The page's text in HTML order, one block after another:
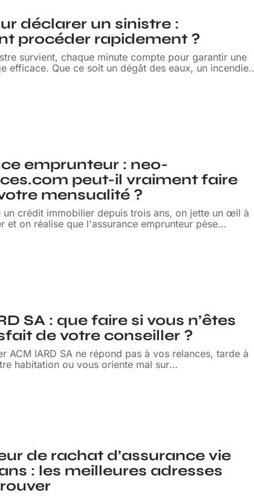
déclarer un sinistre :
procéder rapidement ?
survient, chaque minute compte pour garantir une
efficace. Que ce soit un dégât des eaux, un incendie
emprunteur : neo-
peut-il vraiment faire
mensualité ?
un crédit immobilier depuis trois ans, on jette un œil à
et on réalise que l'assurance emprunteur pèse…
SA : que faire si vous n’êtes
de votre conseiller ?
ACM IARD SA ne répond pas à vos relances, tarde à
habitation ou vous oriente mal sur…
de rachat d’assurance vie
: les meilleures adresses